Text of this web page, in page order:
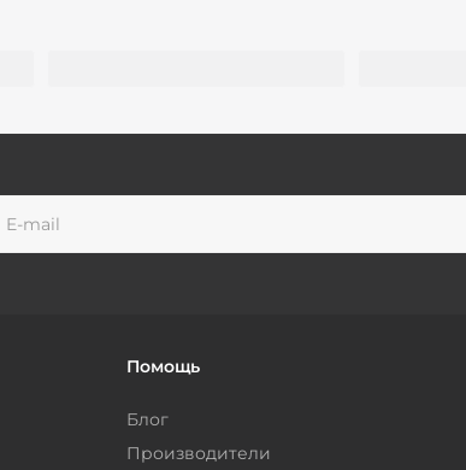
Помощь
Блог
Производители